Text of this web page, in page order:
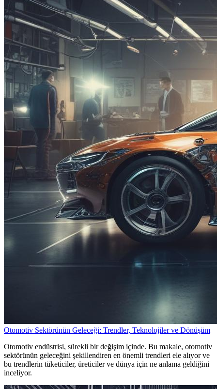
Otomotiv Sektörünün Geleceği: Trendler, Teknolojiler ve Dönüşüm
Otomotiv endüstrisi, sürekli bir değişim içinde. Bu makale, otomotiv
sektörünün geleceğini şekillendiren en önemli trendleri ele alıyor ve
bu trendlerin tüketiciler, üreticiler ve dünya için ne anlama geldiğini
inceliyor.